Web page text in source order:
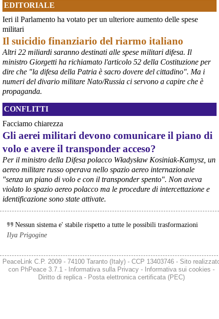
borsaitaliana.it/borsa/notizie
Si sta ragionando su un piano B per Taranto dopo la chiusura
dell’area a caldo dell’ILVA?
#ILVA
@peacelink
6/8/2026 21:41
cronachetarantine.it/index.php
il Governo ha manifestato l’intenzione di predisporre un
provvedimento straordinario per attenuare le conseguenze
economiche e sociali della prevista fermata dell’area a caldo e ha
chiesto alle rappresentanze del territorio di formulare proposte
concrete per definirne i contenuti. Casartigiani valuta positivamente
questa disponibilità.
#
ILVA Taranto
@peacelink -
Nel tavolo convocato al Ministero delle Imprese e del Made in Italy,
il Governo ha annunciato l’intenzione di predisporre un
provvedimento straordinario per attenuare le conseguenze
economiche e sociali dello stop dell’area a caldo, invitando le
EDITORIALE
Ieri il Parlamento ha votato per un ulteriore aumento delle spese
militari
Il suicidio finanziario del riarmo italiano
Altri 22 miliardi saranno destinati alle spese militari difesa. Il
ministro Giorgetti ha richiamato l'articolo 52 della Costituzione per
dire che "la difesa della Patria è sacro dovere del cittadino". Ma i
numeri del divario militare Nato/Russia ci servono a capire che è
propaganda.
CONFLITTI
Facciamo chiarezza
Gli aerei militari devono comunicare il piano di
volo e avere il transponder acceso?
Per il ministro della Difesa polacco Władysław Kosiniak-Kamysz, un
aereo militare russo operava nello spazio aereo internazionale
"senza un piano di volo e con il transponder spento". Non aveva
violato lo spazio aereo polacco ma le procedure di intercettazione e
identificazione sono state attivate.
Nessun sistema e' stabile rispetto a tutte le possibili trasformazioni
Ilya Prigogine
PeaceLink C.P. 2009 - 74100 Taranto (Italy) - CCP 13403746 - Sito
con PhPeace 3.7.1 - Informativa sulla Privacy- Informativa sui cookies -
Diritto di replica- Posta elettronica certificata (PEC)